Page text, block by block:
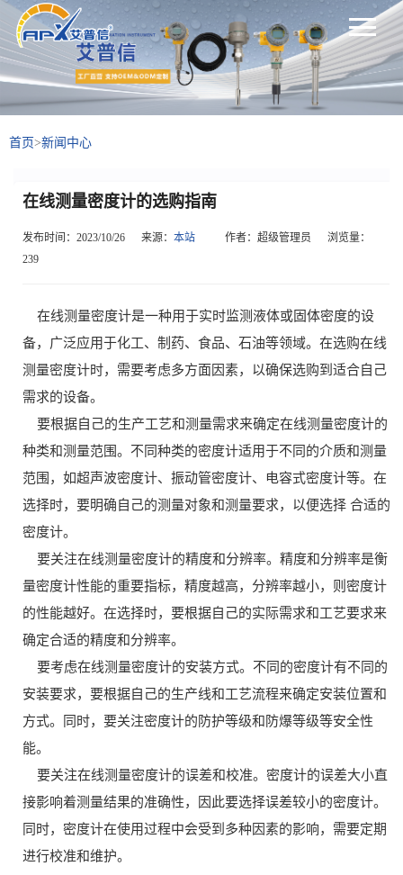
首页>新闻中心
在线测量密度计的选购指南
发布时间：2023/10/26 来源： 本站 作者：超级管理员
浏览量：
239
在线测量密度计是一种用于实时监测液体或固体密度的设
备，广泛应用于化工、制药、食品、石油等领域。在选购在线
测量密度计时，需要考虑多方面因素，以确保选购到适合自己
需求的设备。
要根据自己的生产工艺和测量需求来确定在线测量密度计的
种类和测量范围。不同种类的密度计适用于不同的介质和测量
范围，如超声波密度计、振动管密度计、电容式密度计等。在
选择时，要明确自己的测量对象和测量要求，以便选择 合适的
密度计。
要关注在线测量密度计的精度和分辨率。精度和分辨率是衡
量密度计性能的重要指标，精度越高，分辨率越小，则密度计
的性能越好。在选择时，要根据自己的实际需求和工艺要求来
确定合适的精度和分辨率。
要考虑在线测量密度计的安装方式。不同的密度计有不同的
安装要求，要根据自己的生产线和工艺流程来确定安装位置和
方式。同时，要关注密度计的防护等级和防爆等级等安全性
能。
要关注在线测量密度计的误差和校准。密度计的误差大小直
接影响着测量结果的准确性，因此要选择误差较小的密度计。
同时，密度计在使用过程中会受到多种因素的影响，需要定期
进行校准和维护。